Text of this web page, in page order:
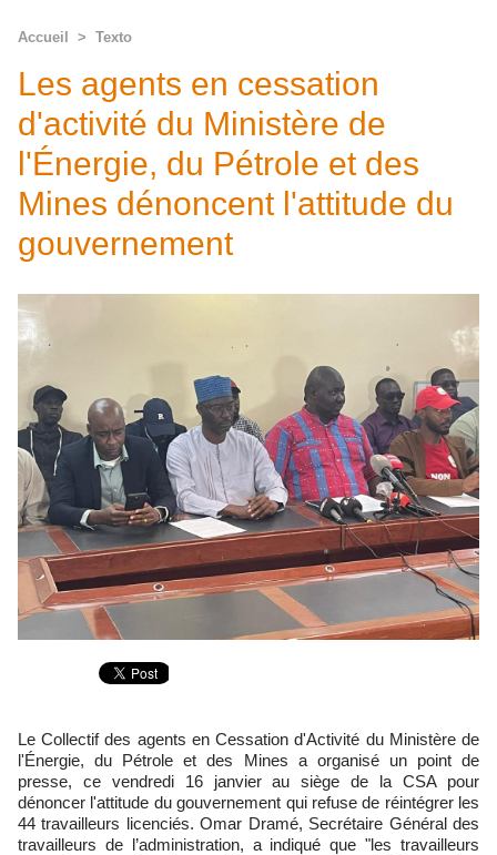
Accueil > Texto
Les agents en cessation
d'activité du Ministère de
l'Énergie, du Pétrole et des
Mines dénoncent l'attitude du
gouvernement
Le Collectif des agents en Cessation d'Activité du Ministère de
l'Énergie, du Pétrole et des Mines a organisé un point de
presse, ce vendredi 16 janvier au siège de la CSA pour
dénoncer l'attitude du gouvernement qui refuse de réintégrer les
44 travailleurs licenciés. Omar Dramé, Secrétaire Général des
travailleurs de l’administration, a indiqué que "les travailleurs